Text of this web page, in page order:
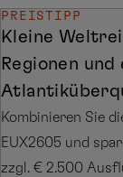
PREISTIPP
Kleine
Regionen und
Kombinieren Sie
EUX2605 und
zzgl. € 2.500